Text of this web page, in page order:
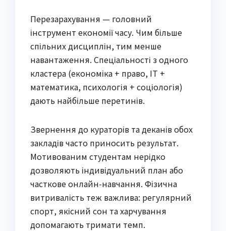
Перезарахування — головний
інструмент економії часу. Чим більше
спільних дисциплін, тим менше
навантаження. Спеціальності з одного
кластера (економіка + право, IT +
математика, психологія + соціологія)
дають найбільше перетинів.
Звернення до кураторів та деканів обох
закладів часто приносить результат.
Мотивованим студентам нерідко
дозволяють індивідуальний план або
часткове онлайн-навчання. Фізична
витривалість теж важлива: регулярний
спорт, якісний сон та харчування
допомагають тримати темп.